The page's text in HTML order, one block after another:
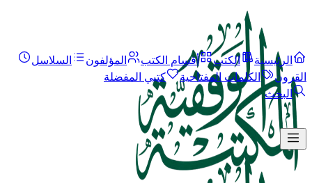
الرئيسية الكتب أقسام الكتب المؤلفون
السلاسل
القرون
الكلمات المفتاحية
كتبي المفضلة
البحث